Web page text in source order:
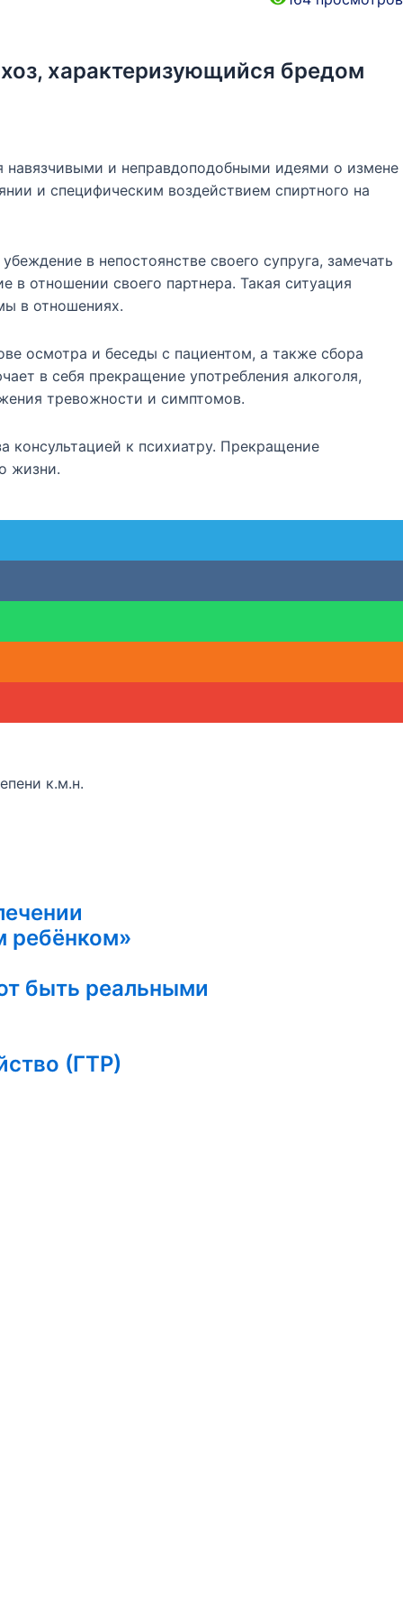
характеризующийся бредом
навязчивыми и неправдоподобными идеями о измене
и специфическим воздействием спиртного на
в непостоянстве своего супруга, замечать
в отношении своего партнера. Такая ситуация
в отношениях.
осмотра и беседы с пациентом, а также сбора
в себя прекращение употребления алкоголя,
тревожности и симптомов.
консультацией к психиатру. Прекращение
жизни.
к.м.н.
ребёнком»
быть реальными
(ГТР)